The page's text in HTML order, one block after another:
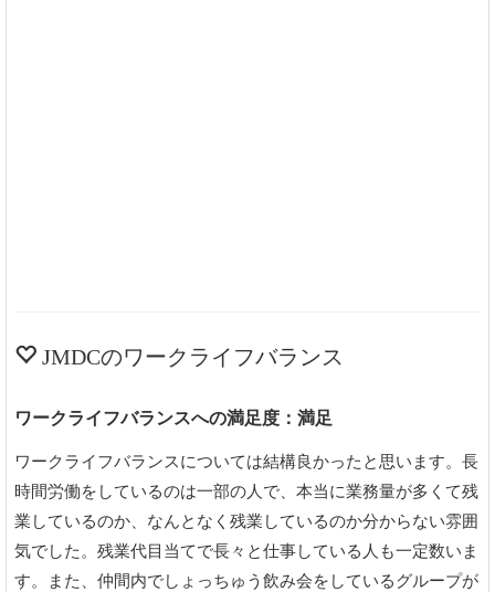
JMDCのワークライフバランス
ワークライフバランスへの満足度：満足
ワークライフバランスについては結構良かったと思います。長
時間労働をしているのは一部の人で、本当に業務量が多くて残
業しているのか、なんとなく残業しているのか分からない雰囲
気でした。残業代目当てで長々と仕事している人も一定数いま
す。また、仲間内でしょっちゅう飲み会をしているグループが